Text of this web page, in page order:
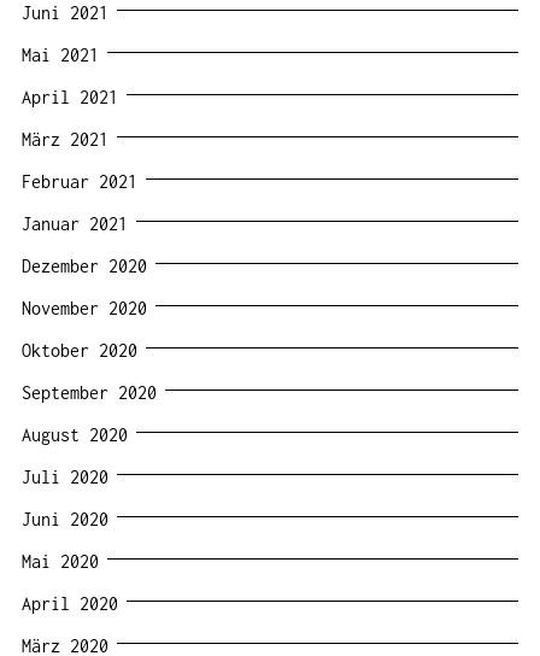
Juni 2021
Mai 2021
April 2021
März 2021
Februar 2021
Januar 2021
Dezember 2020
November 2020
Oktober 2020
September 2020
August 2020
Juli 2020
Juni 2020
Mai 2020
April 2020
März 2020